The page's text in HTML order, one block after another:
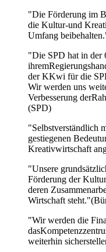
"Die Förderung im
die Kultur-und
Umfang
"Die SPD hat in der
der KKwi für die
Wir werden uns
Verbesserung
(SPD)
"Selbstverständlich
gestiegenen
Kreativwirtschaft
"Unsere
Förderung der
deren
Wirtschaft
"Wir werden die
weiterhin